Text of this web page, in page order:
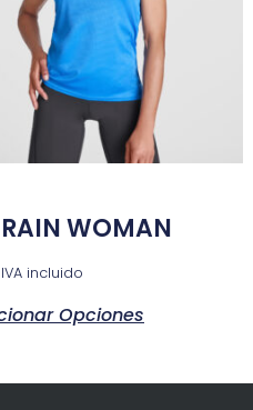
WOMAN
IVA incluido
Opciones